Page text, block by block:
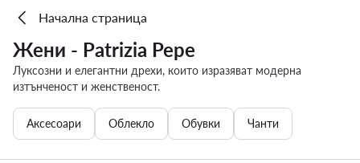
Начална страница
Жени - Patrizia Pepe
Луксозни и елегантни дрехи, които изразяват модерна
изтънченост и женственост.
Аксесоари Облекло Обувки Чанти